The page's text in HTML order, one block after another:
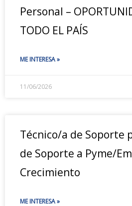
Personal –
TODO EL PAÍS
ME INTERESA »
11/06/2026
Técnico/a de Soporte
de Soporte a Pyme/
Crecimiento
ME INTERESA »